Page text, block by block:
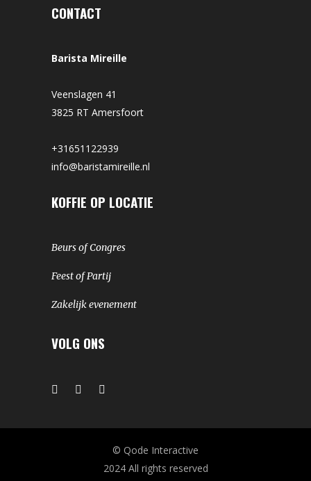
CONTACT
Barista Mireille
Veenslagen 41
3825 RT Amersfoort
+31651122939
info@baristamireille.nl
KOFFIE OP LOCATIE
Beurs of Congres
Feest of Partij
Zakelijk evenement
VOLG ONS
© Qode Interactive
2024 All rights reserved